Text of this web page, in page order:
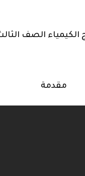
الصف الثالث
مقدمة